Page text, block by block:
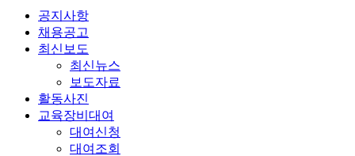
공지사항
채용공고
최신보도
최신뉴스
보도자료
활동사진
교육장비대여
대여신청
대여조회